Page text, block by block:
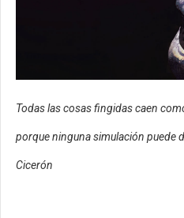
Todas las cosas fingidas caen
porque ninguna simulación puede
Cicerón